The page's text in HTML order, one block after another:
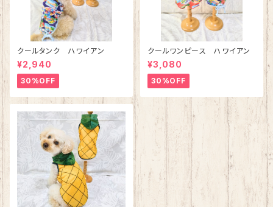
クールタンク ハワイアン
¥2,940
30%OFF
クールワンピース ハワイアン
¥3,080
30%OFF